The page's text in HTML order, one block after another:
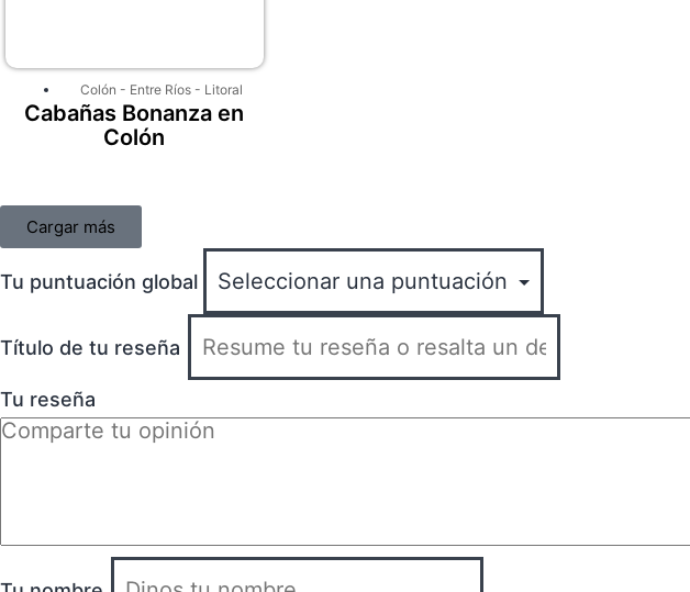
Colón - Entre Ríos - Litoral
Cabañas Bonanza en
Colón
Cargar más
Tu puntuación global
Título de tu reseña
Tu reseña